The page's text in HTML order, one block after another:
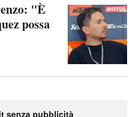
"È
possa
senza pubblicità